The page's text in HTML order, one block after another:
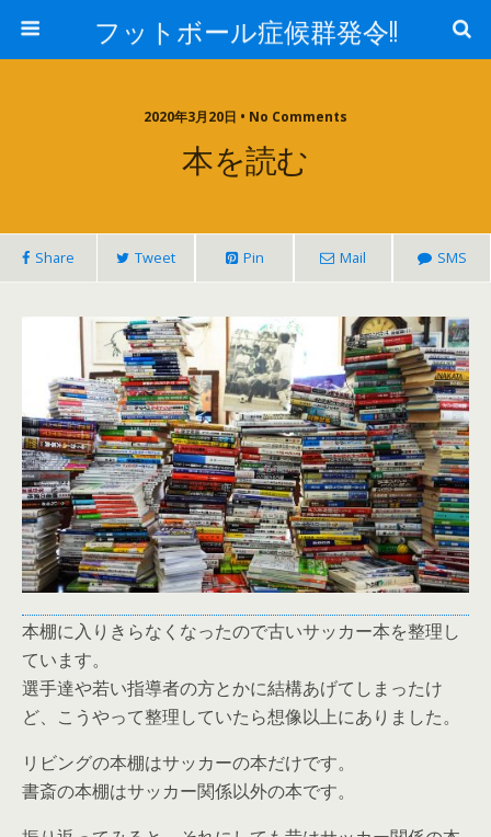
フットボール症候群発令!!
2020年3月20日 • No Comments
本を読む
Share Tweet Pin Mail SMS
本棚に入りきらなくなったので古いサッカー本を整理し
ています。
選手達や若い指導者の方とかに結構あげてしまったけ
ど、こうやって整理していたら想像以上にありました。
リビングの本棚はサッカーの本だけです。
書斎の本棚はサッカー関係以外の本です。